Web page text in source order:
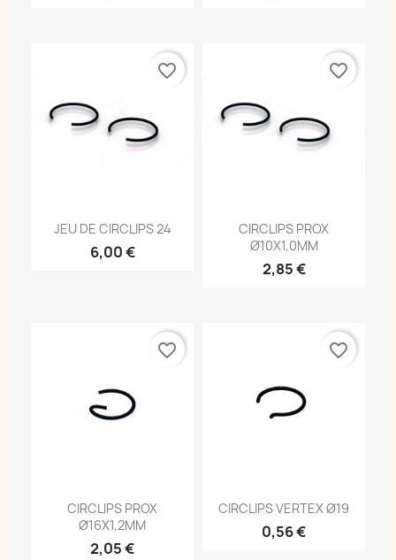
JEU DE CIRCLIPS 24
6,00 €
favorite_border
CIRCLIPS PROX
Ø10X1,0MM
2,85 €
favorite_border
CIRCLIPS PROX
Ø16X1,2MM
2,05 €
favorite_border
CIRCLIPS VERTEX Ø19
0,56 €
favorite_border